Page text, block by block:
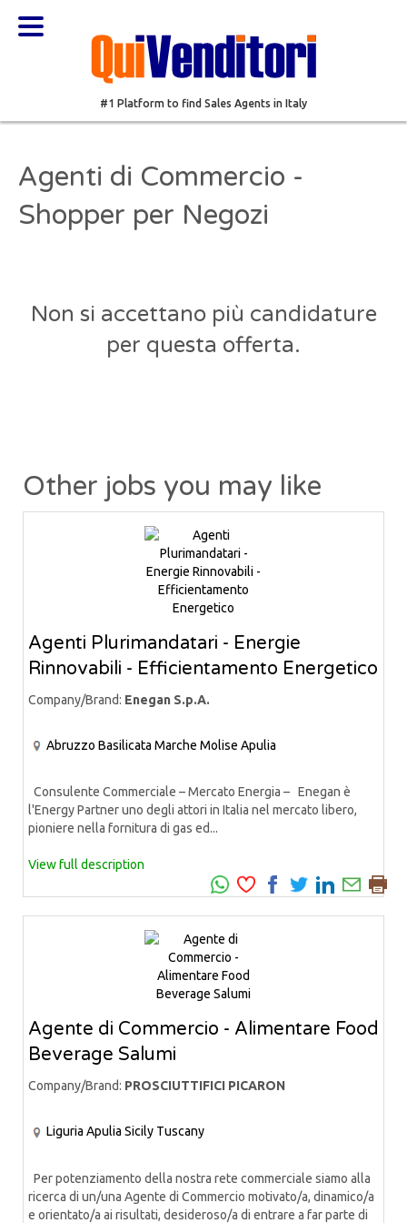
#1 Platform to find Sales Agents in Italy
Agenti di Commercio -
Shopper per Negozi
Non si accettano più candidature
per questa offerta.
Other jobs you may like
Agenti Plurimandatari - Energie
Rinnovabili - Efficientamento Energetico
Company/Brand: Enegan S.p.A.
Abruzzo Basilicata Marche Molise Apulia
Consulente Commerciale – Mercato Energia – Enegan è
l'Energy Partner uno degli attori in Italia nel mercato libero,
pioniere nella fornitura di gas ed...
View full description
Agente di Commercio - Alimentare Food
Beverage Salumi
Company/Brand: PROSCIUTTIFICI PICARON
Liguria Apulia Sicily Tuscany
Per potenziamento della nostra rete commerciale siamo alla
ricerca di un/una Agente di Commercio motivato/a, dinamico/a
e orientato/a ai risultati, desideroso/a di entrare a far parte di